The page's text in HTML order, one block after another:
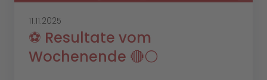
11.11.2025
⚽️ Resultate vom
Wochenende 🔴⚪️